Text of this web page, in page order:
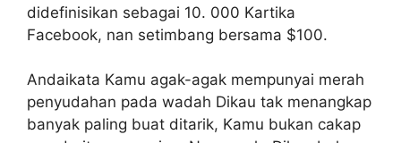
didefinisikan sebagai 10. 000 Kartika
Facebook, nan setimbang bersama $100.
Andaikata Kamu agak-agak mempunyai merah
penyudahan pada wadah Dikau tak menangkap
banyak paling buat ditarik, Kamu bukan cakap